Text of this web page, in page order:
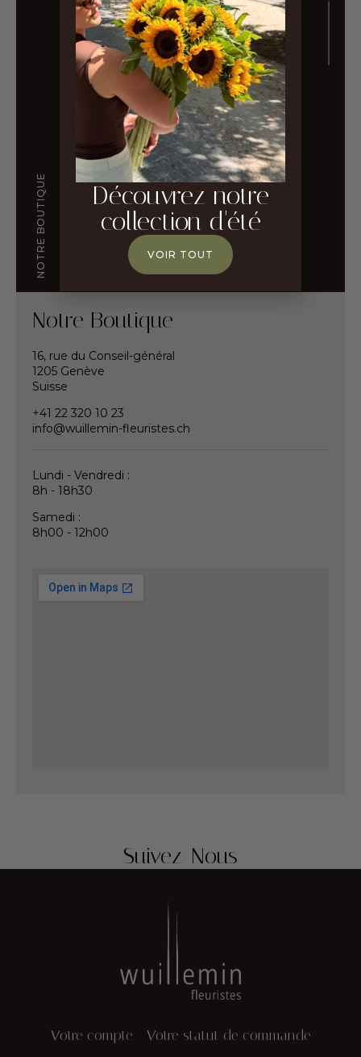
NOTRE BOUTIQUE
Notre Boutique
16, rue du Conseil-général
1205 Genève
Suisse
+41 22 320 10 23
info@wuillemin-fleuristes.ch
Lundi - Vendredi :
8h - 18h30
Samedi :
8h00 - 12h00
Suivez-Nous
Votre compte Votre statut de commande
Découvrez notre
collection d'été
VOIR TOUT